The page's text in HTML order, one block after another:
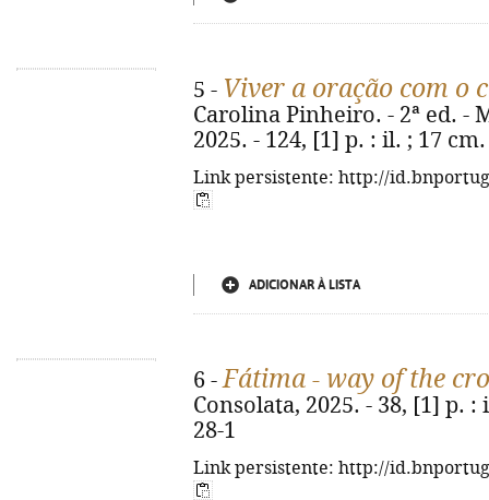
5 - Viver a oração com o
Carolina Pinheiro. - 2ª ed. -
2025. - 124, [1] p. : il. ; 17
Link persistente: http://
ADICIONAR À LISTA
6 -Fátima - way of the
Consolata, 2025. - 38, [1] p. :
28-1
Link persistente: http://